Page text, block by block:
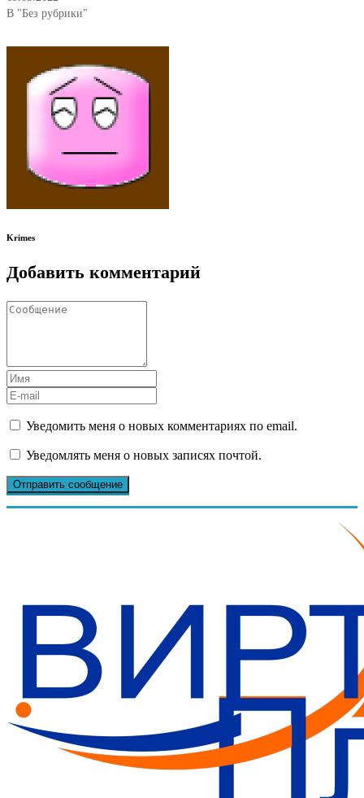
В "Без рубрики"
Krimes
Добавить комментарий
Уведомить меня о новых комментариях по email.
Уведомлять меня о новых записях почтой.